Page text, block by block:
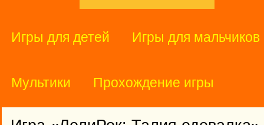
Игры для детей Игры для мальчиков
Мультики Прохождение игры